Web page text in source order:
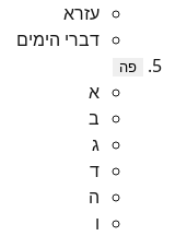
עזרא
דברי הימים
פה
א
ב
ג
ד
ה
ו